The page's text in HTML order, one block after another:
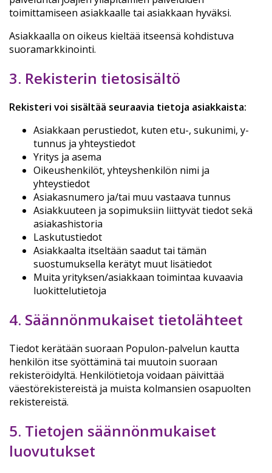
toimittamiseen asiakkaalle tai asiakkaan hyväksi.
Asiakkaalla on oikeus kieltää itseensä kohdistuva
suoramarkkinointi.
3. Rekisterin tietosisältö
Rekisteri voi sisältää seuraavia tietoja asiakkaista:
Asiakkaan perustiedot, kuten etu-, sukunimi, y-
tunnus ja yhteystiedot
Yritys ja asema
Oikeushenkilöt, yhteyshenkilön nimi ja
yhteystiedot
Asiakasnumero ja/tai muu vastaava tunnus
Asiakkuuteen ja sopimuksiin liittyvät tiedot sekä
asiakashistoria
Laskutustiedot
Asiakkaalta itseltään saadut tai tämän
suostumuksella kerätyt muut lisätiedot
Muita yrityksen/asiakkaan toimintaa kuvaavia
luokittelutietoja
4. Säännönmukaiset tietolähteet
Tiedot kerätään suoraan Populon-palvelun kautta
henkilön itse syöttäminä tai muutoin suoraan
rekisteröidyltä. Henkilötietoja voidaan päivittää
väestörekistereistä ja muista kolmansien osapuolten
rekistereistä.
5. Tietojen säännönmukaiset
luovutukset